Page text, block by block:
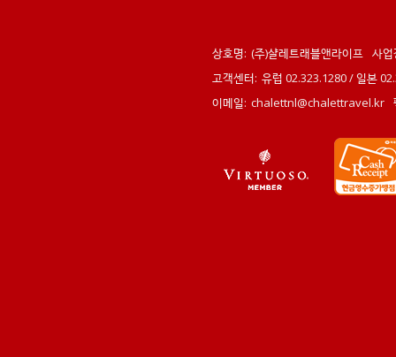
상호명: (주)샬레트래블앤라이프 사
고객센터: 유럽 02.323.1280 / 일본
이메일: chalettnl@chalettravel.kr